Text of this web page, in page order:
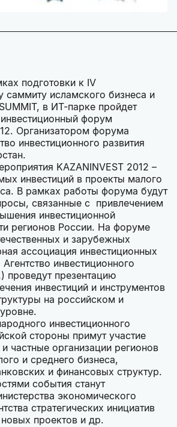
подготовки к IV
исламского бизнеса и
в ИТ-парке пройдет
форум
Организатором форума
инвестиционного развития
KAZANINVEST 2012 –
инвестиций в проекты малого
В рамках работы форума будут
связанные с привлечением
инвестиционной
регионов России. На форуме
и зарубежных
ассоциация инвестиционных
Агентство инвестиционного
проведут презентацию
инвестиций и инструментов
на российском и
инвестиционного
стороны примут участие
частные организации регионов
и среднего бизнеса,
и финансовых структур.
события станут
экономического
стратегических инициатив
проектов и др.